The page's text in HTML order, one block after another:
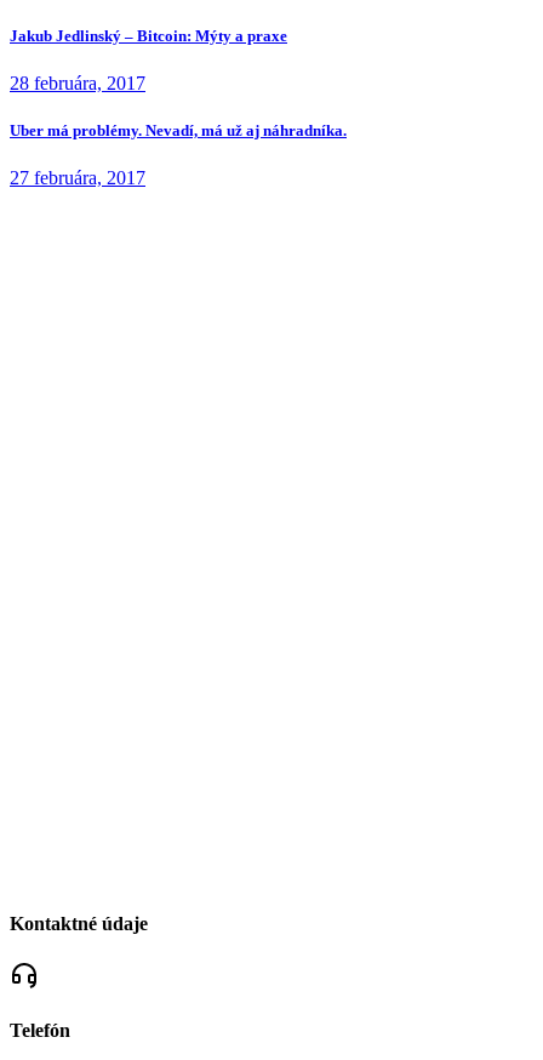
Jakub Jedlinský – Bitcoin: Mýty a praxe
28 februára, 2017
Uber má problémy. Nevadí, má už aj náhradníka.
27 februára, 2017
Kontaktné údaje
Telefón